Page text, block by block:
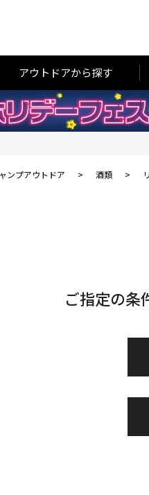
アウトドアから探す
ンプアウトドア > 酒類 >
ご指定の条